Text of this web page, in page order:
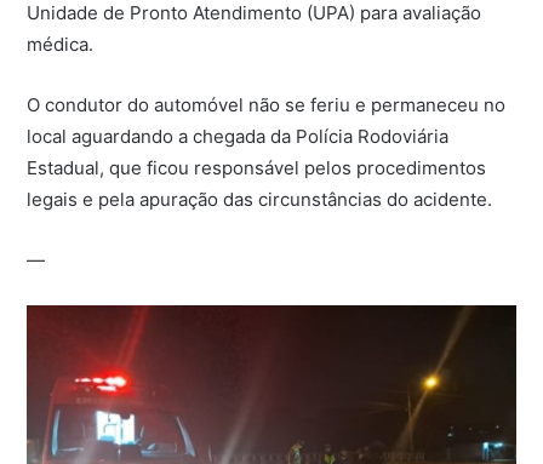
Unidade de Pronto Atendimento (UPA) para avaliação
médica.
O condutor do automóvel não se feriu e permaneceu no
local aguardando a chegada da Polícia Rodoviária
Estadual, que ficou responsável pelos procedimentos
legais e pela apuração das circunstâncias do acidente.
—